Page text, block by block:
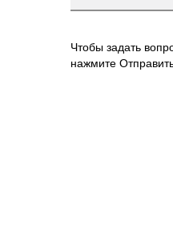
Чтобы задать
нажмите